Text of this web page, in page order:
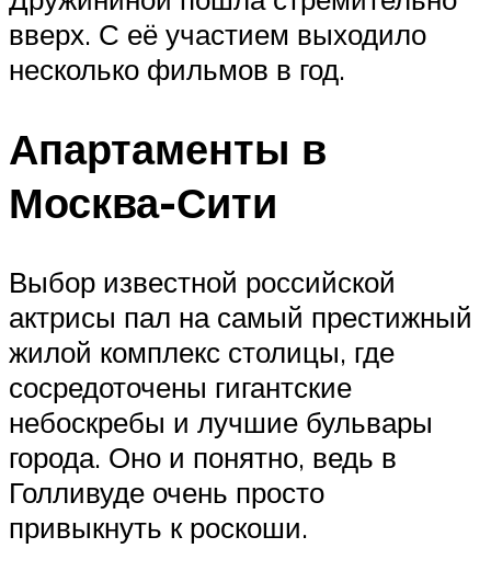
вверх. С её участием выходило
несколько фильмов в год.
Апартаменты в
Москва-Сити
Выбор известной российской
актрисы пал на самый престижный
жилой комплекс столицы, где
сосредоточены гигантские
небоскребы и лучшие бульвары
города. Оно и понятно, ведь в
Голливуде очень просто
привыкнуть к роскоши.